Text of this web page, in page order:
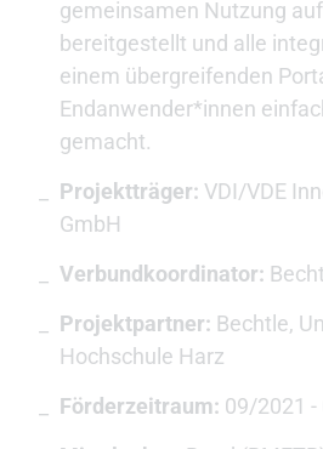
gemeinsamen Nutzung
bereitgestellt und alle
einem übergreifenden
Endanwender*innen
gemacht.
Projektträger: VDI/VDE
GmbH
Verbundkoordinator:
Projektpartner: Bechtle,
Hochschule Harz
Förderzeitraum: 09/2021